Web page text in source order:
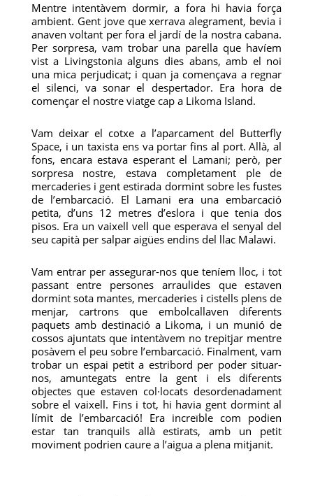
Mentre intentàvem dormir, a fora hi havia força
ambient. Gent jove que xerrava alegrament, bevia i
anaven voltant per fora el jardí de la nostra cabana.
Per sorpresa, vam trobar una parella que havíem
vist a Livingstonia alguns dies abans, amb el noi
una mica perjudicat; i quan ja començava a regnar
el silenci, va sonar el despertador. Era hora de
començar el nostre viatge cap a Likoma Island.
Vam deixar el cotxe a l’aparcament del Butterfly
Space, i un taxista ens va portar fins al port. Allà, al
fons, encara estava esperant el Lamani; però, per
sorpresa nostre, estava completament ple de
mercaderies i gent estirada dormint sobre les fustes
de l’embarcació. El Lamani era una embarcació
petita, d’uns 12 metres d’eslora i que tenia dos
pisos. Era un vaixell vell que esperava el senyal del
seu capità per salpar aigües endins del llac Malawi.
Vam entrar per assegurar-nos que teníem lloc, i tot
passant entre persones arraulides que estaven
dormint sota mantes, mercaderies i cistells plens de
menjar, cartrons que embolcallaven diferents
paquets amb destinació a Likoma, i un munió de
cossos ajuntats que intentàvem no trepitjar mentre
posàvem el peu sobre l’embarcació. Finalment, vam
trobar un espai petit a estribord per poder situar-
nos, amuntegats entre la gent i els diferents
objectes que estaven col·locats desordenadament
sobre el vaixell. Fins i tot, hi havia gent dormint al
límit de l’embarcació! Era increïble com podien
estar tan tranquils allà estirats, amb un petit
moviment podrien caure a l’aigua a plena mitjanit.